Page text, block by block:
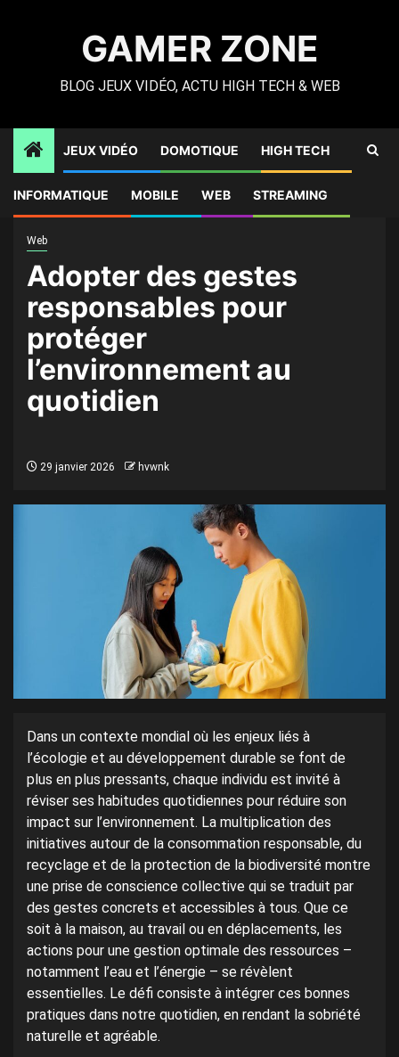
GAMER ZONE
BLOG JEUX VIDÉO, ACTU HIGH TECH & WEB
JEUX VIDÉO DOMOTIQUE HIGH TECH
INFORMATIQUE MOBILE WEB STREAMING
responsables pour protéger l’environnement au quotidien
Web
Adopter des gestes
responsables pour
protéger
l’environnement au
quotidien
29 janvier 2026 hvwnk
Dans un contexte mondial où les enjeux liés à
l’écologie et au développement durable se font de
plus en plus pressants, chaque individu est invité à
réviser ses habitudes quotidiennes pour réduire son
impact sur l’environnement. La multiplication des
initiatives autour de la consommation responsable, du
recyclage et de la protection de la biodiversité montre
une prise de conscience collective qui se traduit par
des gestes concrets et accessibles à tous. Que ce
soit à la maison, au travail ou en déplacements, les
actions pour une gestion optimale des ressources –
notamment l’eau et l’énergie – se révèlent
essentielles. Le défi consiste à intégrer ces bonnes
pratiques dans notre quotidien, en rendant la sobriété
naturelle et agréable.